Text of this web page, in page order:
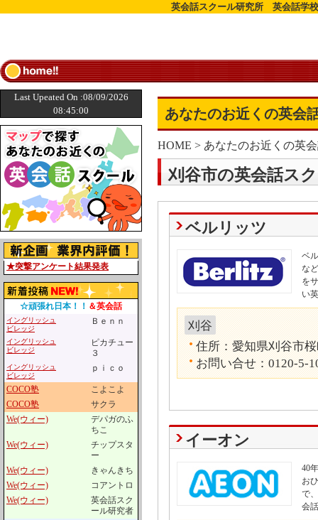
英会話スクール研究所 英会話学
Last Upeated On :08/09/2026
08:45:00
★突撃アンケート結果発表
☆頑張れ日本！！ ＆英会話
イングリッシュ
ビレッジ
Ｂｅｎｎ
イングリッシュ
ビレッジ
ピカチュー
３
イングリッシュ
ビレッジ
ｐｉｃｏ
COCO塾
こよこよ
COCO塾
サクラ
We(ウィー)
デパガのふ
ちこ
We(ウィー)
チップスタ
ー
We(ウィー)
きゃんきち
We(ウィー)
コアントロ
We(ウィー)
英会話スク
ール研究者
あなたのお近くの英会
HOME > あなたのお近くの英
刈谷市の英会話ス
ベルリッツ
ベ
な
を
い
刈谷
住所：愛知県刈谷市
お問い合せ：0120-5-
イーオン
40
お
で
会